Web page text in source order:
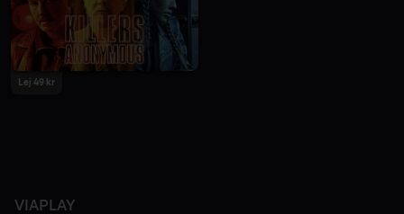
Lej 49 kr
VIAPLAY